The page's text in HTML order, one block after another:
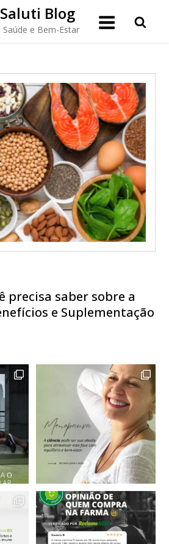
Blog
Saúde e Bem-Estar
precisa saber sobre a
e Suplementação